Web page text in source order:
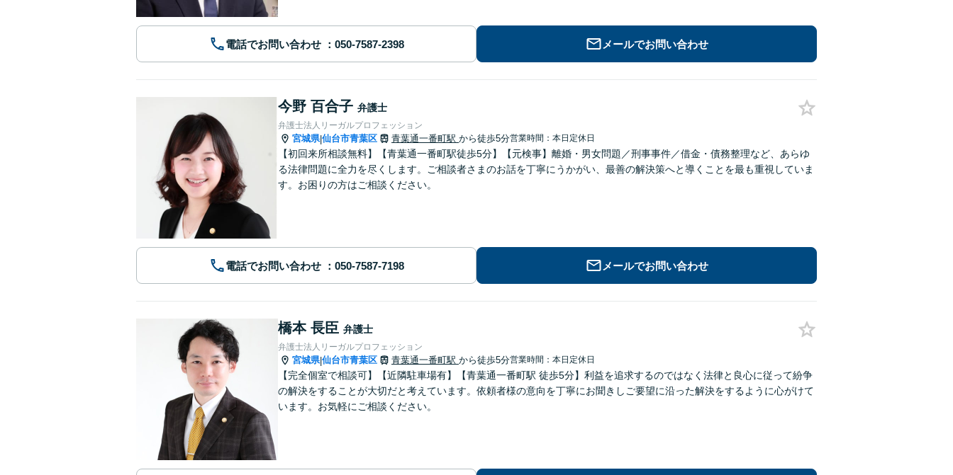
電話でお問い合わせ メールでお問い合わせ
今野 百合子 弁護士
弁護士法人リーガルプロフェッション
宮城県|仙台市青葉区 青葉通一番町駅 から徒歩5分営業時間：本日定休日
【初回来所相談無料】【青葉通一番町駅徒歩5分】【元検事】離婚・男女問題／刑事事件／借金・債務整理など、あらゆ
る法律問題に全力を尽くします。ご相談者さまのお話を丁寧にうかがい、最善の解決策へと導くことを最も重視していま
す。お困りの方はご相談ください。
電話でお問い合わせ メールでお問い合わせ
橋本 長臣 弁護士
弁護士法人リーガルプロフェッション
宮城県|仙台市青葉区 青葉通一番町駅 から徒歩5分営業時間：本日定休日
【完全個室で相談可】【近隣駐車場有】【青葉通一番町駅 徒歩5分】利益を追求するのではなく法律と良心に従って紛争
の解決をすることが大切だと考えています。依頼者様の意向を丁寧にお聞きしご要望に沿った解決をするように心がけて
います。お気軽にご相談ください。